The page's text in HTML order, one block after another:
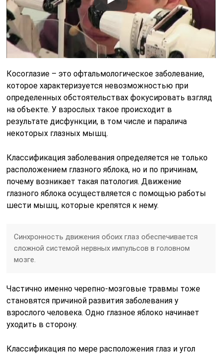
Косоглазие – это офтальмологическое заболевание,
которое характеризуется невозможностью при
определенных обстоятельствах фокусировать взгляд
на объекте. У взрослых такое происходит в
результате дисфункции, в том числе и паралича
некоторых глазных мышц.
Классификация заболевания определяется не только
расположением глазного яблока, но и по причинам,
почему возникает такая патология. Движение
глазного яблока осуществляется с помощью работы
шести мышц, которые крепятся к нему.
Синхронность движения обоих глаз обеспечивается
сложной системой нервных импульсов в головном
мозге.
Частично именно черепно-мозговые травмы тоже
становятся причиной развития заболевания у
взрослого человека. Одно глазное яблоко начинает
уходить в сторону.
Классификация по мере расположения глаз и угол